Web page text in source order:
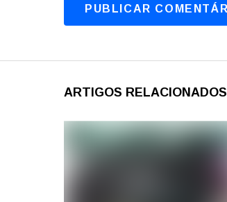
ARTIGOS RELACIONADOS